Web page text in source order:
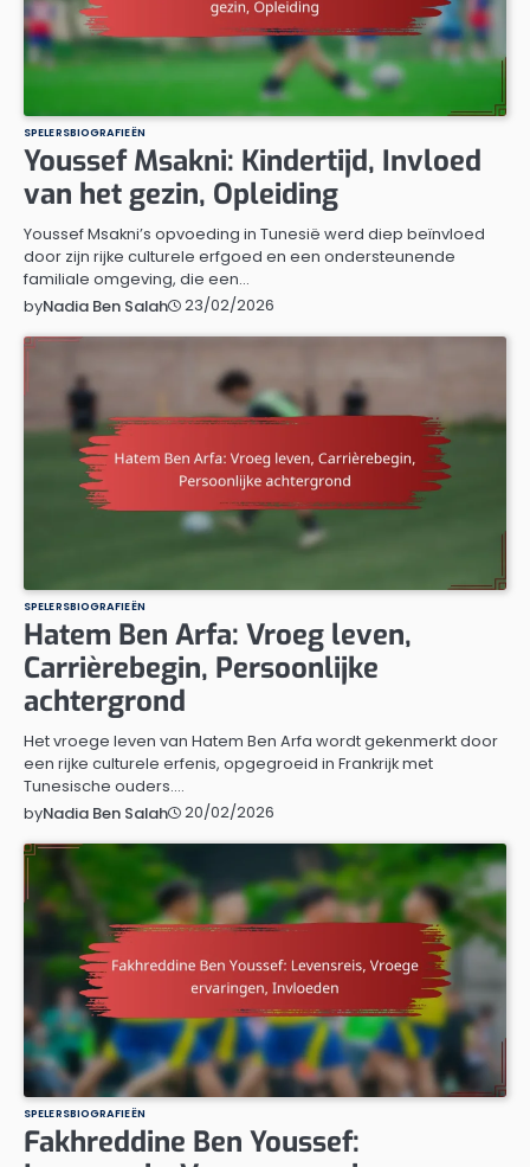
SPELERSBIOGRAFIEËN
Youssef Msakni: Kindertijd, Invloed
van het gezin, Opleiding
Youssef Msakni’s opvoeding in Tunesië werd diep beïnvloed
door zijn rijke culturele erfgoed en een ondersteunende
familiale omgeving, die een…
byNadia Ben Salah 23/02/2026
SPELERSBIOGRAFIEËN
Hatem Ben Arfa: Vroeg leven,
Carrièrebegin, Persoonlijke
achtergrond
Het vroege leven van Hatem Ben Arfa wordt gekenmerkt door
een rijke culturele erfenis, opgegroeid in Frankrijk met
Tunesische ouders.…
byNadia Ben Salah 20/02/2026
SPELERSBIOGRAFIEËN
Fakhreddine Ben Youssef: